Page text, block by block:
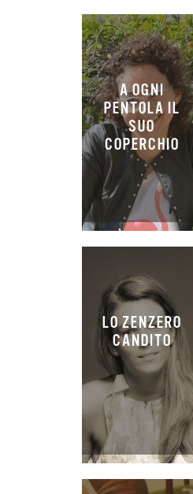
A OGNI
PENTOLA IL
SUO
COPERCHIO
LO ZENZERO
CANDITO